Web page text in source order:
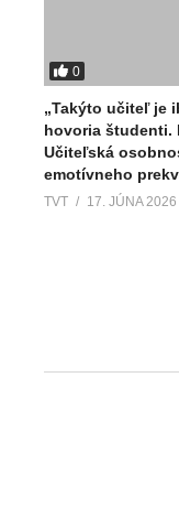
0
„Takýto učiteľ je
hovoria študenti.
Učiteľská
emotívneho
TVT 17. JÚNA 2026